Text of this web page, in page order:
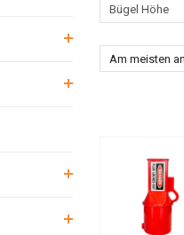
Bügel Höhe
Am meisten